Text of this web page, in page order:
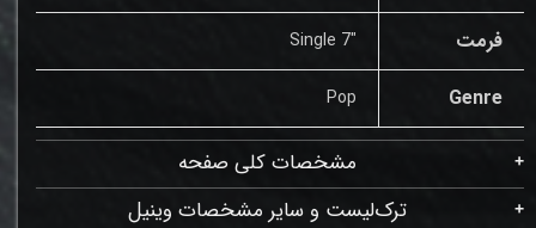
فرمت "Single 7
Genre
Pop
مشخصات کلی صفحه
ترک‌لیست و سایر مشخصات وینیل